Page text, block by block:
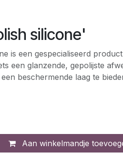
silicone'
is een gespecialiseerd
een glanzende, gepolijste
beschermende laag te
Aan winkelmandje